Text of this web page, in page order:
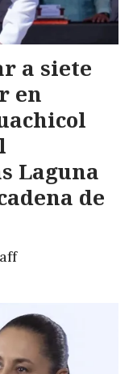
a siete
en
Laguna
de